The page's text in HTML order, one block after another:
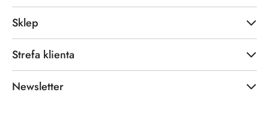
Sklep
Strefa klienta
Newsletter